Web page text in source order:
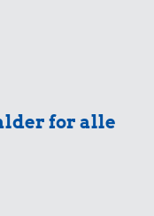
for alle